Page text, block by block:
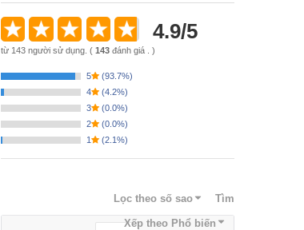
4.9/5
từ 143người sử dụng. ( 143đánh giá . )
5 (93.7%)
4
(4.2%)
3
(0.0%)
2
(0.0%)
1
(2.1%)
Tìm
Lọc theo số sao
Xếp theo Phổ biến